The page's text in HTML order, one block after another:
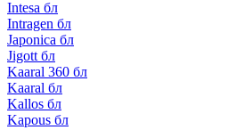
Intesa бл
Intragen бл
Japonica бл
Jigott бл
Kaaral 360 бл
Kaaral бл
Kallos бл
Kapous бл